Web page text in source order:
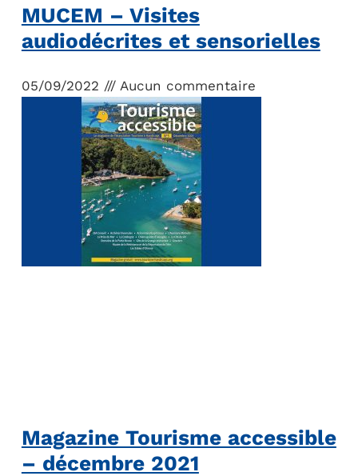
MUCEM – Visites
audiodécrites et sensorielles
05/09/2022 Aucun commentaire
Magazine Tourisme accessible
– décembre 2021